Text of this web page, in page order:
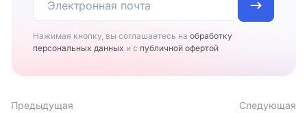
Нажимая кнопку, вы соглашаетесь на обработку
персональных данных и с публичной офертой
Предыдущая
Следующая